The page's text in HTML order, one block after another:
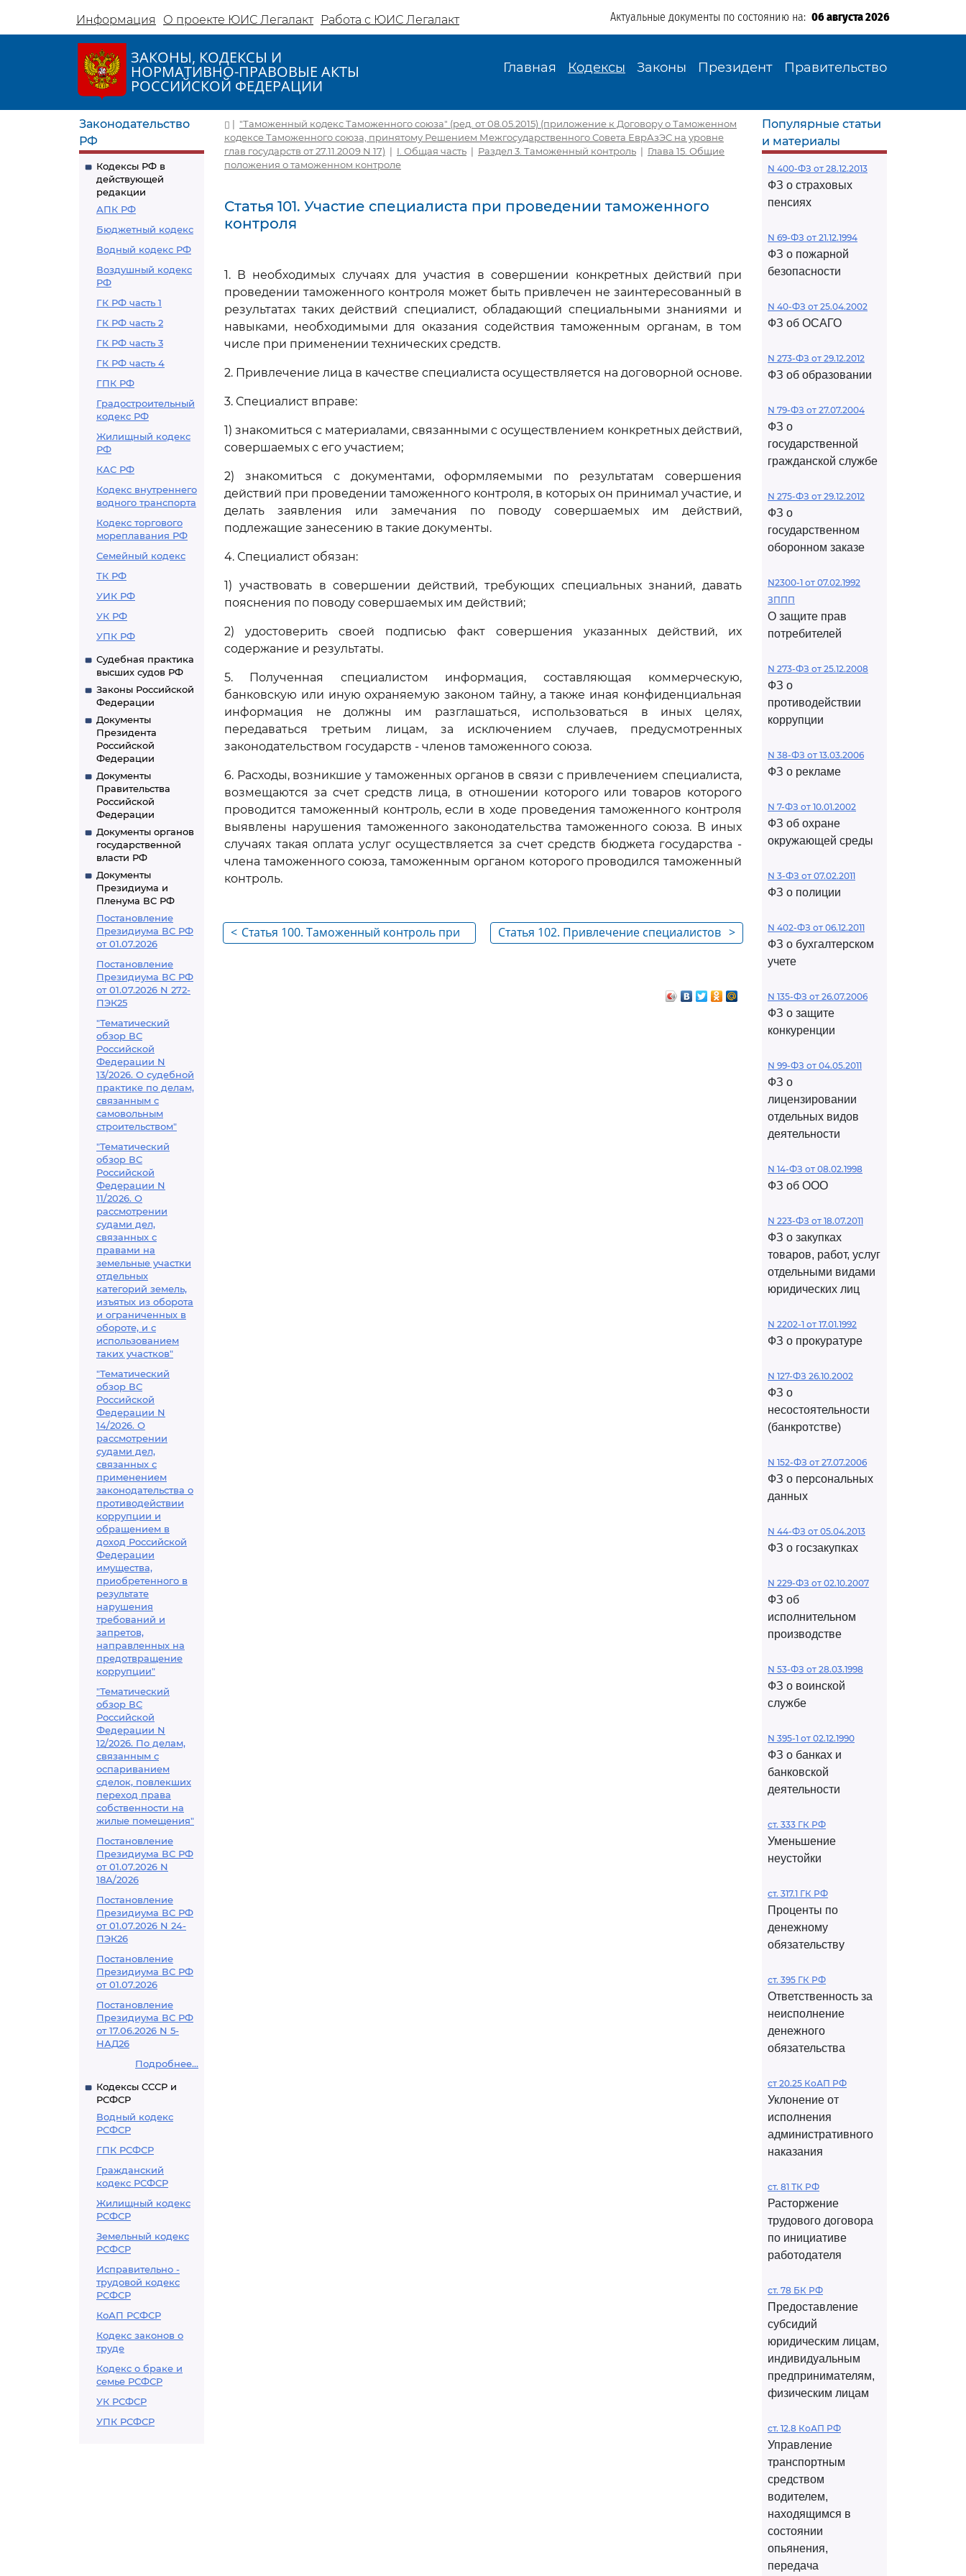
Информация О проекте ЮИС Легалакт Работа с ЮИС Легалакт Актуальные документы по состоянию на: 06 августа 2026
ЗАКОНЫ, КОДЕКСЫ И
НОРМАТИВНО-ПРАВОВЫЕ АКТЫ
РОССИЙСКОЙ ФЕДЕРАЦИИ
Главная Кодексы Законы Президент Правительство
Законодательство
РФ
Кодексы РФ в
действующей
редакции
АПК РФ
Бюджетный кодекс
Водный кодекс РФ
Воздушный кодекс
РФ
ГК РФ часть 1
ГК РФ часть 2
ГК РФ часть 3
ГК РФ часть 4
ГПК РФ
Градостроительный
кодекс РФ
Жилищный кодекс
РФ
КАС РФ
Кодекс внутреннего
водного транспорта
Кодекс торгового
мореплавания РФ
Семейный кодекс
ТК РФ
УИК РФ
УК РФ
УПК РФ
Судебная практика
высших судов РФ
Законы Российской
Федерации
Документы
Президента
Российской
Федерации
Документы
Правительства
Российской
Федерации
Документы органов
государственной
власти РФ
Документы
Президиума и
Пленума ВС РФ
Постановление
Президиума ВС РФ
от 01.07.2026
Постановление
Президиума ВС РФ
от 01.07.2026 N 272-
ПЭК25
"Тематический
обзор ВС
Российской
Федерации N
13/2026. О судебной
практике по делам,
связанным с
самовольным
строительством"
"Тематический
обзор ВС
Российской
Федерации N
11/2026. О
рассмотрении
судами дел,
связанных с
правами на
земельные участки
отдельных
категорий земель,
изъятых из оборота
и ограниченных в
обороте, и с
использованием
таких участков"
"Тематический
обзор ВС
Российской
Федерации N
14/2026. О
рассмотрении
судами дел,
связанных с
применением
законодательства о
противодействии
коррупции и
обращением в
доход Российской
Федерации
имущества,
приобретенного в
результате
нарушения
требований и
запретов,
направленных на
предотвращение
коррупции"
"Тематический
обзор ВС
Российской
Федерации N
12/2026. По делам,
связанным с
оспариванием
сделок, повлекших
переход права
собственности на
жилые помещения"
Постановление
Президиума ВС РФ
от 01.07.2026 N
18А/2026
Постановление
Президиума ВС РФ
от 01.07.2026 N 24-
ПЭК26
Постановление
Президиума ВС РФ
от 01.07.2026
Постановление
Президиума ВС РФ
от 17.06.2026 N 5-
НАД26
Подробнее...
Кодексы СССР и
РСФСР
Водный кодекс
РСФСР
ГПК РСФСР
Гражданский
кодекс РСФСР
Жилищный кодекс
РСФСР
Земельный кодекс
РСФСР
Исправительно -
трудовой кодекс
РСФСР
КоАП РСФСР
Кодекс законов о
труде
Кодекс о браке и
семье РСФСР
УК РСФСР
УПК РСФСР
| "Таможенный кодекс Таможенного союза" (ред. от 08.05.2015) (приложение к Договору о Таможенном
кодексе Таможенного союза, принятому Решением Межгосударственного Совета ЕврАзЭС на уровне
глав государств от 27.11.2009 N 17) | I. Общая часть | Раздел 3. Таможенный контроль | Глава 15. Общие
положения о таможенном контроле
Статья 101. Участие специалиста при проведении таможенного
контроля
1. В необходимых случаях для участия в совершении конкретных действий при
проведении таможенного контроля может быть привлечен не заинтересованный в
результатах таких действий специалист, обладающий специальными знаниями и
навыками, необходимыми для оказания содействия таможенным органам, в том
числе при применении технических средств.
2. Привлечение лица в качестве специалиста осуществляется на договорной основе.
3. Специалист вправе:
1) знакомиться с материалами, связанными с осуществлением конкретных действий,
совершаемых с его участием;
2) знакомиться с документами, оформляемыми по результатам совершения
действий при проведении таможенного контроля, в которых он принимал участие, и
делать заявления или замечания по поводу совершаемых им действий,
подлежащие занесению в такие документы.
4. Специалист обязан:
1) участвовать в совершении действий, требующих специальных знаний, давать
пояснения по поводу совершаемых им действий;
2) удостоверить своей подписью факт совершения указанных действий, их
содержание и результаты.
5. Полученная специалистом информация, составляющая коммерческую,
банковскую или иную охраняемую законом тайну, а также иная конфиденциальная
информация не должны им разглашаться, использоваться в иных целях,
передаваться третьим лицам, за исключением случаев, предусмотренных
законодательством государств - членов таможенного союза.
6. Расходы, возникшие у таможенных органов в связи с привлечением специалиста,
возмещаются за счет средств лица, в отношении которого или товаров которого
проводится таможенный контроль, если в ходе проведения таможенного контроля
выявлены нарушения таможенного законодательства таможенного союза. В иных
случаях такая оплата услуг осуществляется за счет средств бюджета государства -
члена таможенного союза, таможенным органом которого проводился таможенный
контроль.
< Статья 100. Таможенный контроль при
>
Статья 102. Привлечение специалистов
проведении таможенного контроля
Популярные статьи
и материалы
N 400-ФЗ от 28.12.2013
ФЗ о страховых
пенсиях
N 69-ФЗ от 21.12.1994
ФЗ о пожарной
безопасности
N 40-ФЗ от 25.04.2002
ФЗ об ОСАГО
N 273-ФЗ от 29.12.2012
ФЗ об образовании
N 79-ФЗ от 27.07.2004
ФЗ о
государственной
гражданской службе
N 275-ФЗ от 29.12.2012
ФЗ о
государственном
оборонном заказе
N2300-1 от 07.02.1992
ЗППП
О защите прав
потребителей
N 273-ФЗ от 25.12.2008
ФЗ о
противодействии
коррупции
N 38-ФЗ от 13.03.2006
ФЗ о рекламе
N 7-ФЗ от 10.01.2002
ФЗ об охране
окружающей среды
N 3-ФЗ от 07.02.2011
ФЗ о полиции
N 402-ФЗ от 06.12.2011
ФЗ о бухгалтерском
учете
N 135-ФЗ от 26.07.2006
ФЗ о защите
конкуренции
N 99-ФЗ от 04.05.2011
ФЗ о
лицензировании
отдельных видов
деятельности
N 14-ФЗ от 08.02.1998
ФЗ об ООО
N 223-ФЗ от 18.07.2011
ФЗ о закупках
товаров, работ, услуг
отдельными видами
юридических лиц
N 2202-1 от 17.01.1992
ФЗ о прокуратуре
N 127-ФЗ 26.10.2002
ФЗ о
несостоятельности
(банкротстве)
N 152-ФЗ от 27.07.2006
ФЗ о персональных
данных
N 44-ФЗ от 05.04.2013
ФЗ о госзакупках
N 229-ФЗ от 02.10.2007
ФЗ об
исполнительном
производстве
N 53-ФЗ от 28.03.1998
ФЗ о воинской
службе
N 395-1 от 02.12.1990
ФЗ о банках и
банковской
деятельности
ст. 333 ГК РФ
Уменьшение
неустойки
ст. 317.1 ГК РФ
Проценты по
денежному
обязательству
ст. 395 ГК РФ
Ответственность за
неисполнение
денежного
обязательства
ст 20.25 КоАП РФ
Уклонение от
исполнения
административного
наказания
ст. 81 ТК РФ
Расторжение
трудового договора
по инициативе
работодателя
ст. 78 БК РФ
Предоставление
субсидий
юридическим лицам,
индивидуальным
предпринимателям,
физическим лицам
ст. 12.8 КоАП РФ
Управление
транспортным
средством
водителем,
находящимся в
состоянии
опьянения,
передача